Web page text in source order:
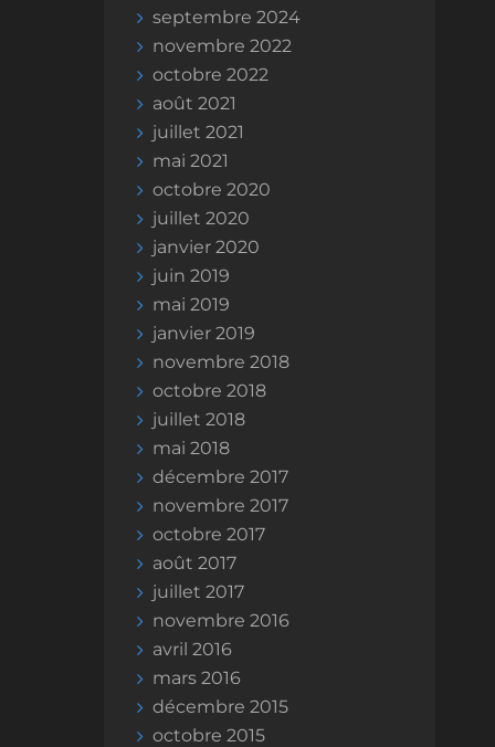
septembre 2024
novembre 2022
octobre 2022
août 2021
juillet 2021
mai 2021
octobre 2020
juillet 2020
janvier 2020
juin 2019
mai 2019
janvier 2019
novembre 2018
octobre 2018
juillet 2018
mai 2018
décembre 2017
novembre 2017
octobre 2017
août 2017
juillet 2017
novembre 2016
avril 2016
mars 2016
décembre 2015
octobre 2015